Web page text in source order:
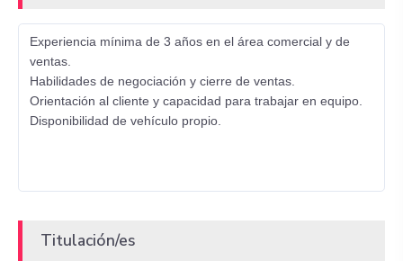
Experiencia mínima de 3 años en el área comercial y de
ventas.
Habilidades de negociación y cierre de ventas.
Orientación al cliente y capacidad para trabajar en equipo.
Disponibilidad de vehículo propio.
Titulación/es